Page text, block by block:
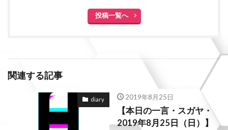
投稿一覧へ
関連する記事
diary 2019年8月25日
【本日の一言・スガヤ・
2019年8月25日（日）】